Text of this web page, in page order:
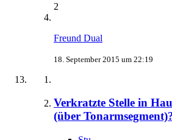
2
Freund Dual
18. September 2015 um 22:19
Verkratzte Stelle in
(über